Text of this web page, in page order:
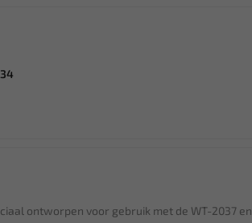
ontworpen voor gebruik met de WT-2037 en